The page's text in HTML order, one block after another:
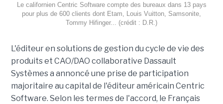
Le californien Centric Software compte des bureaux dans 13 pays
pour plus de 600 clients dont Etam, Louis Vuitton, Samsonite,
Tommy Hifinger... (crédit : D.R.)
L'éditeur en solutions de gestion du cycle de vie des
produits et CAO/DAO collaborative Dassault
Systèmes a annoncé une prise de participation
majoritaire au capital de l'éditeur américain Centric
Software. Selon les termes de l'accord, le Français